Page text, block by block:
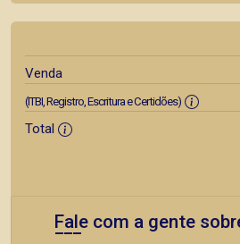
Venda
(ITBI, Registro, Escritura e Certidões)
Total
Fale com a gente